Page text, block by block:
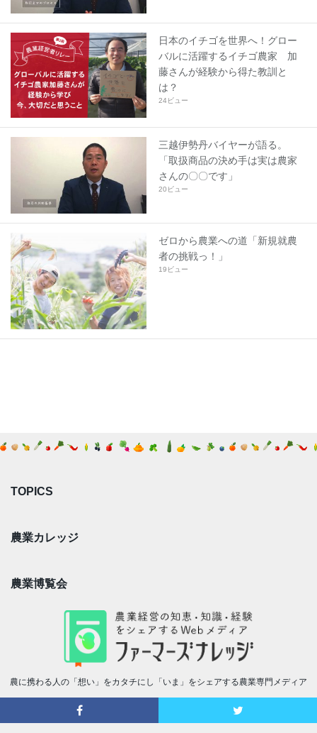
日本のイチゴを世界へ！グロー
バルに活躍するイチゴ農家 加
藤さんが経験から得た教訓と
は？
24ビュー
三越伊勢丹バイヤーが語る。
「取扱商品の決め手は実は農家
さんの〇〇です」
20ビュー
ゼロから農業への道「新規就農
者の挑戦っ！」
19ビュー
TOPICS
農業カレッジ
農業博覧会
農に携わる人の「想い」をカタチにし「いま」をシェアする農業専門メディア